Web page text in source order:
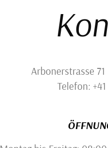
Arbonerstrasse
Telefon: